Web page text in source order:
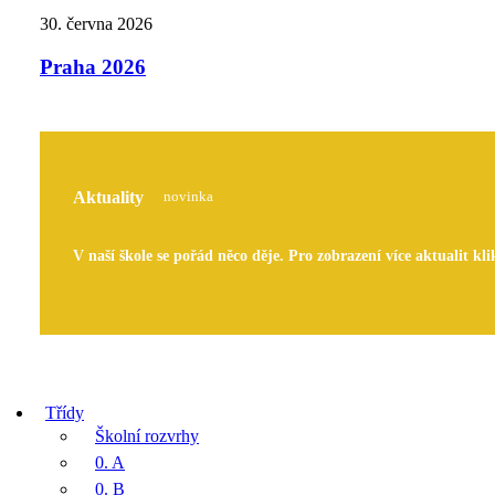
30. června 2026
Praha 2026
Aktuality novinka
V naší škole se pořád něco děje. Pro zobrazení více aktualit
Třídy
Školní rozvrhy
0. A
0. B